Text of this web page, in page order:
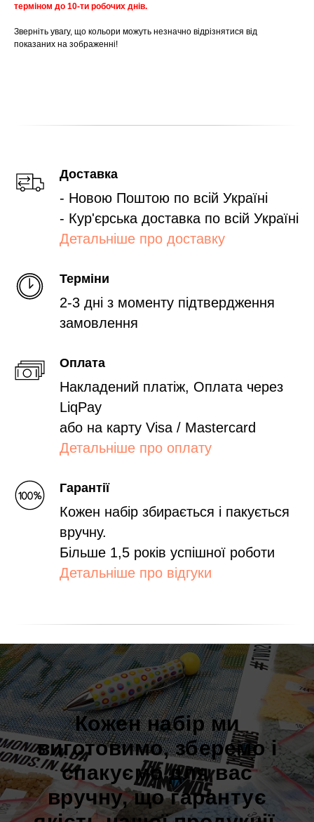
терміном до 10-ти робочих днів.
Зверніть увагу, що кольори можуть незначно відрізнятися від
показаних на зображенні!
Доставка
- Новою Поштою по всій Україні
- Кур'єрська доставка по всій Україні
Детальніше про доставку
Терміни
2-3 дні з моменту підтвердження
замовлення
Оплата
Накладений платіж, Оплата через
LiqPay
або на карту Visa / Mastercard
Детальніше про оплату
Гарантії
Кожен набір збирається і пакується
вручну.
Більше 1,5 років успішної роботи
Детальніше про відгуки
Кожен набір ми
виготовимо, зберемо і
спакуємо для вас
вручну, що гарантує